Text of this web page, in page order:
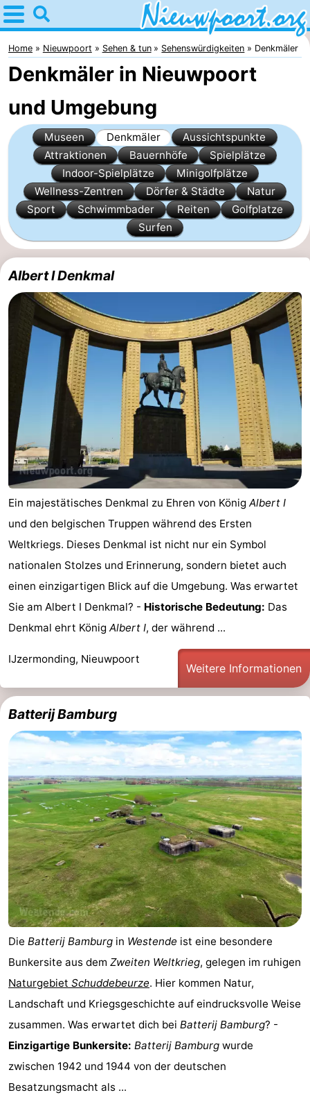
Home
Nieuwpoort
Tipps
Für
kindern
Übernachten
Appartements
Holiday
Nieuwpoort
-
Suites
Westende
Ferienhäuser
Nieuwpoort
Oostduinkerke
aan
zee
Westende
Hotels
Zimmer
(mit
Lastminutes
Sehen
tun
Museen
-
-
Bauernhöfe
-
Spielplätze
-
Indoor-
Spielplätze
-
Minigolfplätze
Wellness-
Zentren
Dörfer
&
Städte
Natur
Sport
Schwimmbader
-
Wandern
-
Home Nieuwpoort Sehen & tun Sehenswürdigkeiten Denkmäler
Denkmäler in Nieuwpoort
und Umgebung
Museen Denkmäler
Aussichtspunkte
Attraktionen
Bauernhöfe
Spielplätze
Indoor-Spielplätze
Minigolfplätze
Wellness-Zentren
Dörfer & Städte
Natur
Sport
Schwimmbader Reiten
Golfplatze
Surfen
Albert I Denkmal
Ein majestätisches Denkmal zu Ehren von König Albert I
und den belgischen Truppen während des Ersten
Weltkriegs. Dieses Denkmal ist nicht nur ein Symbol
nationalen Stolzes und Erinnerung, sondern bietet auch
einen einzigartigen Blick auf die Umgebung. Was erwartet
Sie am Albert I Denkmal? - Historische Bedeutung: Das
Denkmal ehrt König Albert I, der während ...
IJzermonding, Nieuwpoort
Weitere Informationen
Batterij Bamburg
Die Batterij Bamburg in Westende ist eine besondere
Bunkersite aus dem Zweiten Weltkrieg, gelegen im ruhigen
Naturgebiet Schuddebeurze. Hier kommen Natur,
Landschaft und Kriegsgeschichte auf eindrucksvolle Weise
zusammen. Was erwartet dich bei Batterij Bamburg? -
Einzigartige Bunkersite: Batterij Bamburg wurde
zwischen 1942 und 1944 von der deutschen
Besatzungsmacht als ...